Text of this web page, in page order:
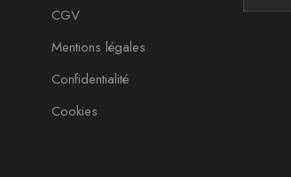
CGV
Mentions légales
Confidentialité
Cookies